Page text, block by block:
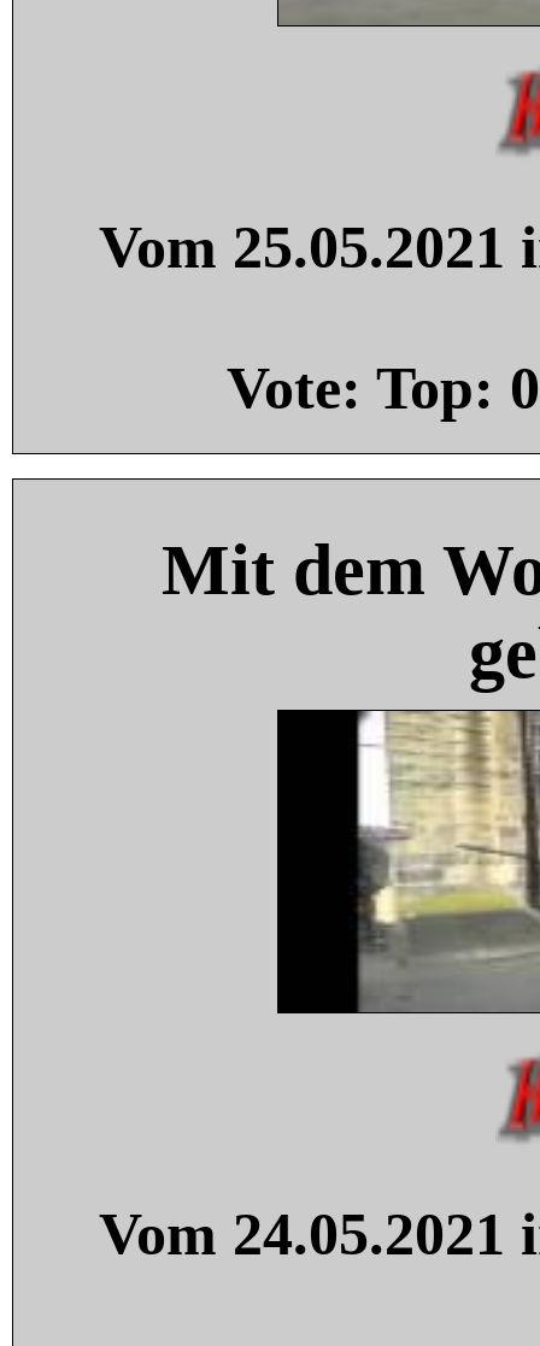
Vom
Vote: Top: 0
Mit dem
Vom